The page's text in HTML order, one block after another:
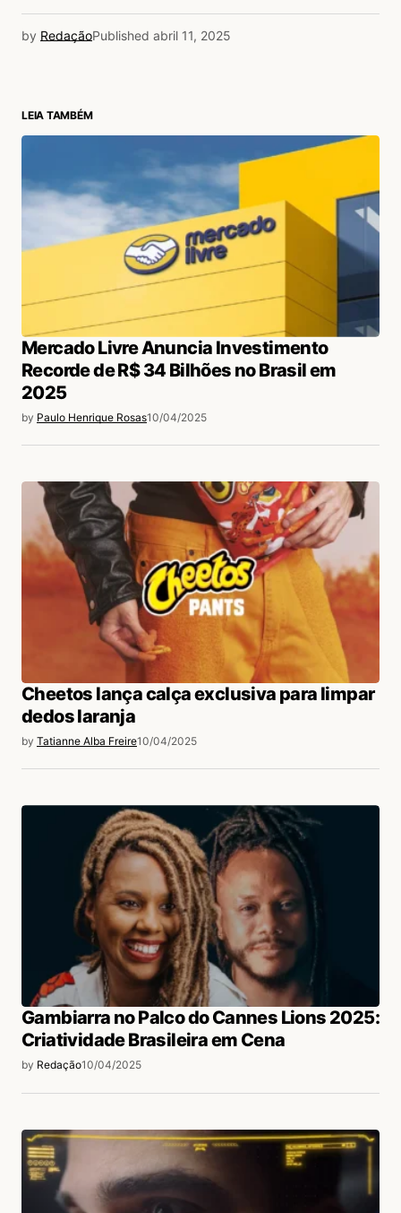
by RedaçãoPublished abril 11, 2025
LEIA TAMBÉM
Mercado Livre Anuncia Investimento
Recorde de R$ 34 Bilhões no Brasil em
2025
by Paulo Henrique Rosas10/04/2025
Cheetos lança calça exclusiva para limpar
dedos laranja
by Tatianne Alba Freire10/04/2025
Gambiarra no Palco do Cannes Lions 2025:
Criatividade Brasileira em Cena
by Redação10/04/2025